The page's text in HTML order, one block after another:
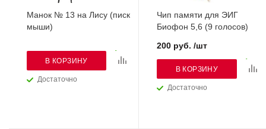
Манок № 13 на Лису (писк
мыши)
Достаточно
В КОРЗИНУ
Чип памяти для ЭИГ
Биофон 5,6 (9 голосов)
Достаточно
200 руб. /шт
В КОРЗИНУ